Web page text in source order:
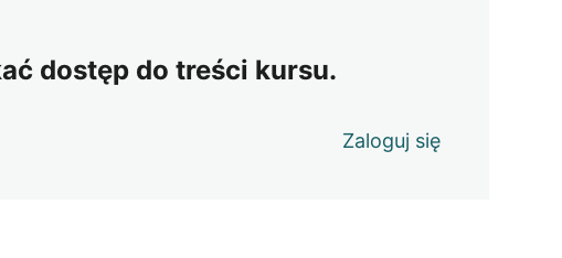
dostęp do treści kursu.
Zaloguj się